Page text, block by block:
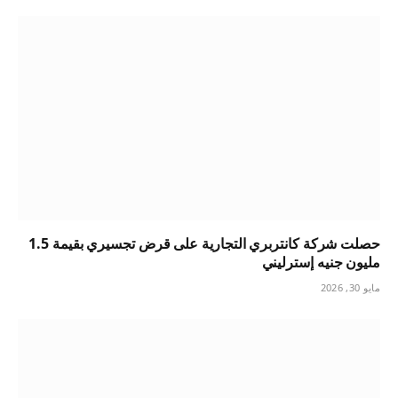
حصلت شركة كانتربري التجارية على قرض تجسيري بقيمة 1.5
مليون جنيه إسترليني
مايو 30, 2026